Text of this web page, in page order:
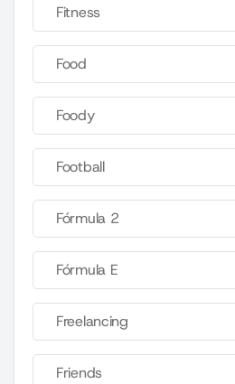
Fitness
Food
Foody
Football
Fórmula 2
Fórmula E
Freelancing
Friends